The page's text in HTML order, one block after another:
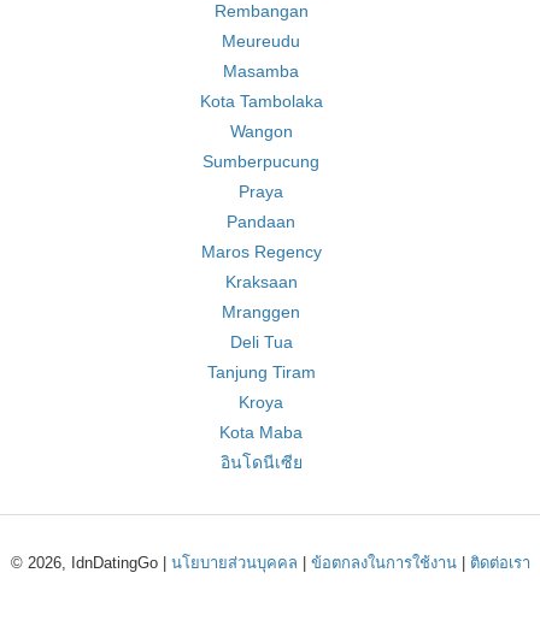
Rembangan
Meureudu
Masamba
Kota Tambolaka
Wangon
Sumberpucung
Praya
Pandaan
Maros Regency
Kraksaan
Mranggen
Deli Tua
Tanjung Tiram
Kroya
Kota Maba
อินโดนีเซีย
© 2026, IdnDatingGo | นโยบายส่วนบุคคล ข้อตกลงในการใช้งาน| ติดต่อเรา